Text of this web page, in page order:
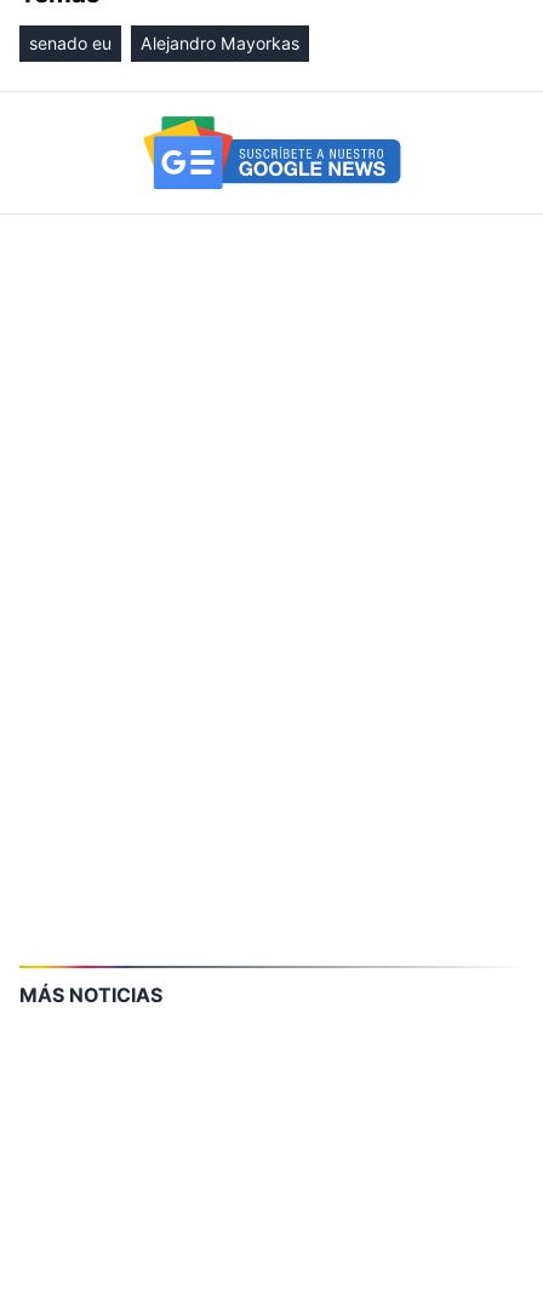
senado eu Alejandro Mayorkas
MÁS NOTICIAS